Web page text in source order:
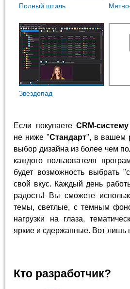
Полный штиль
Звездопад
Если покупаете CRM-
не ниже "Стандарт", в вашем
выбор дизайна из более чем
каждого пользователя
будет возможность выбрать
свой вкус. Каждый день
радость! Вы сможете
темы, светлые, с темным
нагрузки на глаза,
яркие и сдержанные. Вот лишь
Кто разработчик?